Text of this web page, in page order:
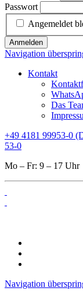
Passwort
Angemeldet
Anmelden
Navigation
Kontakt
Das
+49 4181 99953-0
53-0
Mo – Fr: 9 – 17 Uhr
Navigation